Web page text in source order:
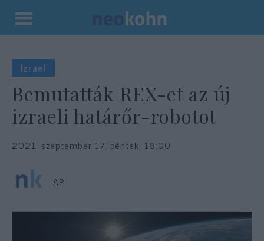
Kilépés
tartalomba
Izrael
Bemutatták REX-et az új
izraeli határőr-robotot
2021. szeptember 17. péntek, 18:00
AP